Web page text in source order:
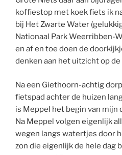
koffiestop met koek fiets ik
bij Het Zwarte Water
Nationaal Park Weerribben-
en af en toe doen de
denken aan het uitzicht op
Na een Giethoorn-achtig
fietspad achter de huizen
is Meppel het begin van
Na Meppel volgen eigenlijk
wegen langs watertjes door
zon die eigenlijk de hele dag